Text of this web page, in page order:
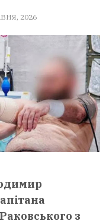
2026
з